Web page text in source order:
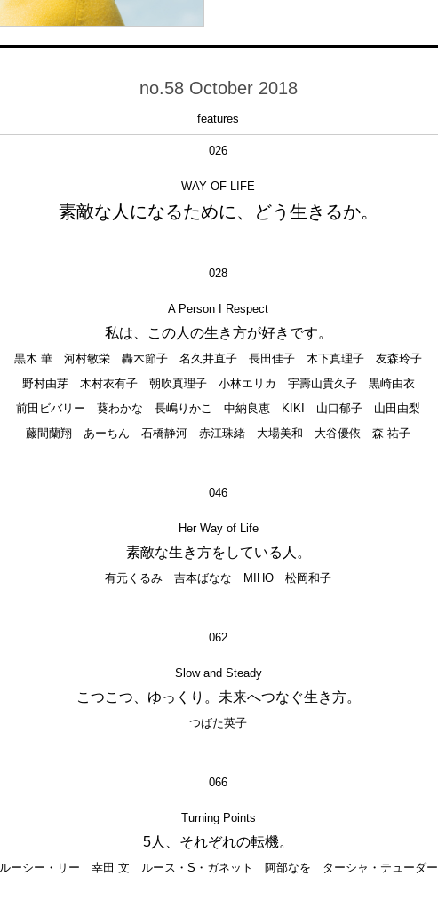
no.58 October 2018
features
026
WAY OF LIFE
素敵な人になるために、どう生きるか。
028
A Person I Respect
私は、この人の生き方が好きです。
黒木 華 河村敏栄 轟木節子 名久井直子 長田佳子 木下真理子 友森玲子
野村由芽 木村衣有子 朝吹真理子 小林エリカ 宇壽山貴久子 黒崎由衣
前田ビバリー 葵わかな 長嶋りかこ 中納良恵 KIKI 山口郁子 山田由梨
藤間蘭翔 あーちん 石橋静河 赤江珠緒 大場美和 大谷優依 森 祐子
046
Her Way of Life
素敵な生き方をしている人。
有元くるみ 吉本ばなな MIHO 松岡和子
062
Slow and Steady
こつこつ、ゆっくり。未来へつなぐ生き方。
つばた英子
066
Turning Points
5人、それぞれの転機。
ルーシー・リー 幸田 文 ルース・S・ガネット 阿部なを ターシャ・テューダー